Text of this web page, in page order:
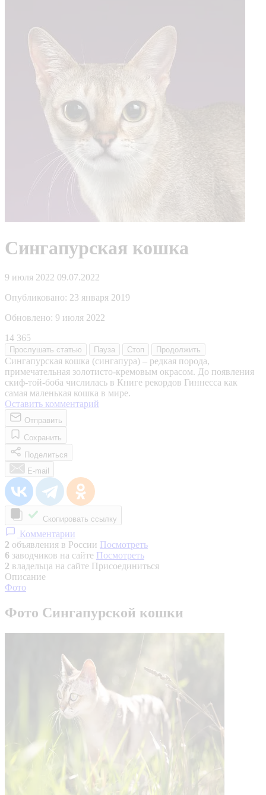
Сингапурская кошка
9 июля 2022 09.07.2022
Опубликовано: 23 января 2019
Обновлено: 9 июля 2022
14 365
Прослушать статью Пауза Стоп Продолжить
Сингапурская кошка (сингапура) – редкая порода,
примечательная золотисто-кремовым окрасом. До появления
скиф-той-боба числилась в Книге рекордов Гиннесса как
самая маленькая кошка в мире.
Оставить комментарий
Отправить
Сохранить
Поделиться
E-mail
Скопировать ссылку
Комментарии
2 объявления в России Посмотреть
6 заводчиков на сайте Посмотреть
2 владельца на сайте Присоединиться
Описание
Фото
Фото Сингапурской кошки